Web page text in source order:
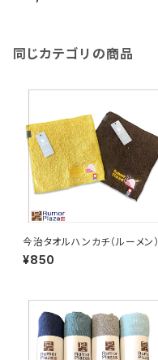
同じカテゴリの商品
今治タオルハンカチ（ルーメン）
¥850